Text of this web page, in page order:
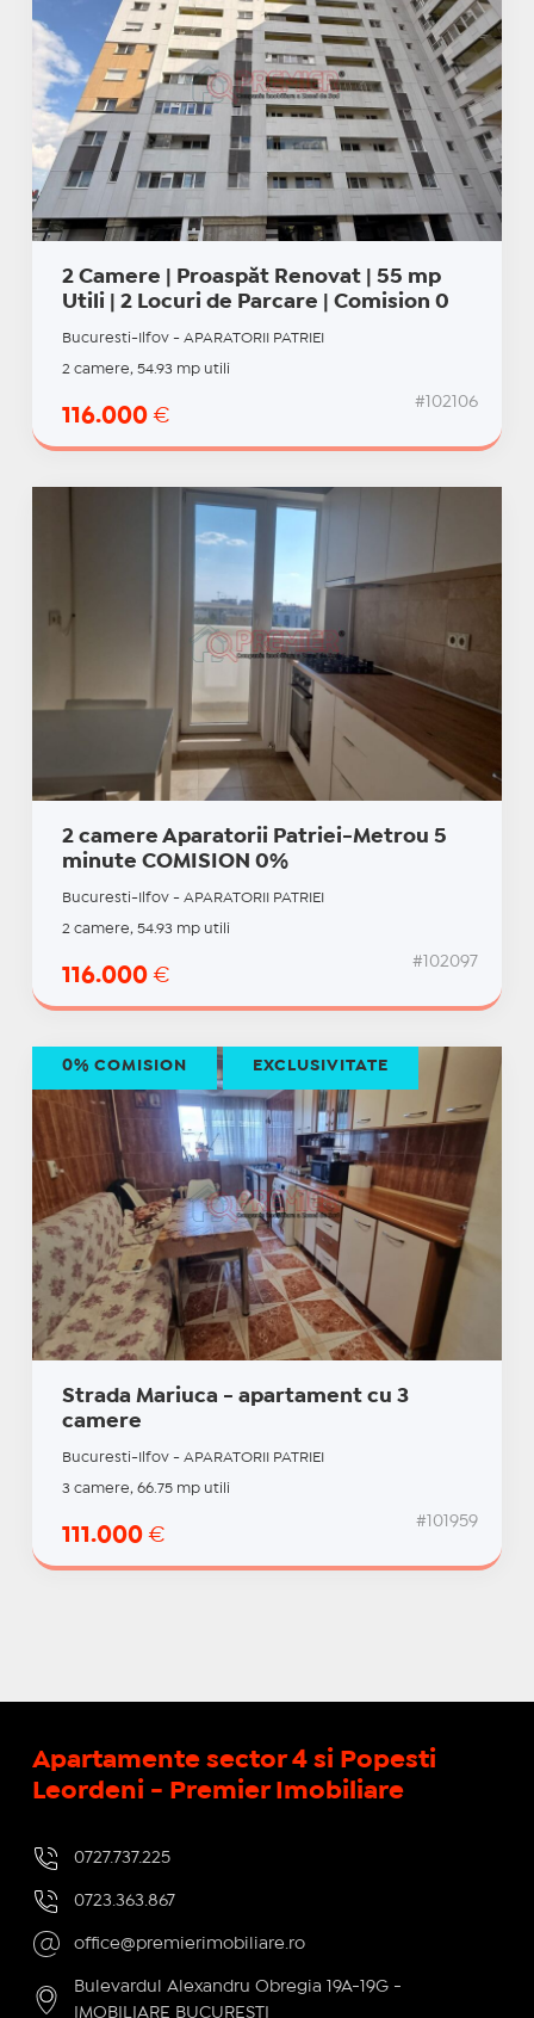
2 Camere | Proaspăt Renovat | 55 mp
Utili | 2 Locuri de Parcare | Comision 0
Bucuresti-Ilfov - APARATORII PATRIEI
2 camere, 54.93 mp utili
116.000 €
#102106
2 camere Aparatorii Patriei-Metrou 5
minute COMISION 0%
Bucuresti-Ilfov - APARATORII PATRIEI
2 camere, 54.93 mp utili
116.000 €
#102097
Strada Mariuca - apartament cu 3
camere
Bucuresti-Ilfov - APARATORII PATRIEI
3 camere, 66.75 mp utili
111.000 €
#101959
0% COMISION EXCLUSIVITATE
Apartamente sector 4 si Popesti
Leordeni - Premier Imobiliare
0727.737.225
0723.363.867
office@premierimobiliare.ro
Bulevardul Alexandru Obregia 19A-19G -
IMOBILIARE BUCURESTI